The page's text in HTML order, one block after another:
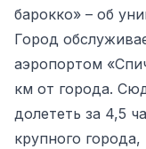
барокко» – об
Город
аэропортом
км от города.
долететь за 4,5
крупного